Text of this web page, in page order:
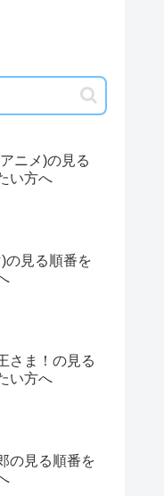
ニメ)の見る
い方へ
の見る順番を
さま！の見る
い方へ
の見る順番を